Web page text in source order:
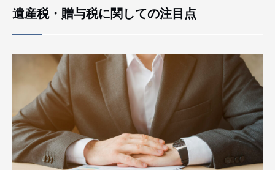
遺産税・贈与税に関しての注目点